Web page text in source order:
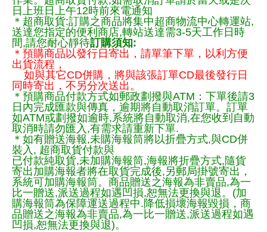
日上班日上午12時前來電通知
＊超商取貨:訂購之商品將集中超商物流中心轉運站,
送達您指定的便利商店,轉站送達需3-5天工作日時
間,請您耐心靜待訂購須知:
＊預購商品以發行日寄出，請單筆下單，以利方便
出貨流程，
如與其它CD併購，將與該張訂單CD最後發行日
同時寄出，不另分次送出。
＊預購商品付款方式如郵政劃撥與ATM：下單後請3
日內完成匯款與傳真，逾期將自動取消訂單。訂單
如ATM或劃撥如逾時,系統將自動取消,在您收到自動
取消時請勿匯入,有需求請重新下單.
＊如有贈送海報,未購海報筒將以折疊方式,與CD併
裝入, 超商取貨付款與
已付款純取貨,未加購海報筒,海報將折疊方式,隨貨
寄出加購海報者將在取貨完成後,另郵局掛號寄出，
系統可加購海報筒。商品贈送之海報為非賣品,為一
比一贈送,派送過程如遇凹損,恕無法更換與退。(加
購海報筒為保障運送過程中.降低損壞海報毀損，商
品贈送之海報為非賣品,為一比一贈送,派送過程如遇
凹損,恕無法更換與退)。